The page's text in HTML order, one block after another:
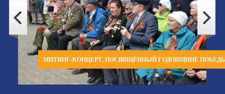
МИТИНГ-КОНЦЕРТ, ПОСВЯЩЁННЫЙ ГОДОВЩИНЕ